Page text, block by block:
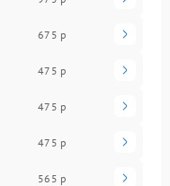
675 р
475 р
475 р
475 р
565 р